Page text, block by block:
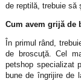
de reptilă, trebuie să
Cum avem grijă de
În primul rând,
de broscuţă. Cel
petshop specializat
bune de îngrijire de